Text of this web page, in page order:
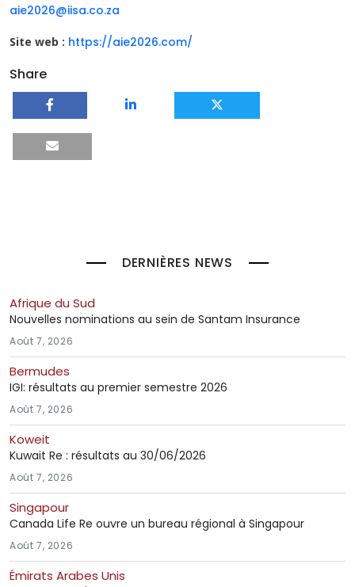
aie2026@iisa.co.za
Site web : https://aie2026.com/
Share
DERNIÈRES NEWS
Afrique du Sud
Nouvelles nominations au sein de Santam Insurance
Août 7, 2026
Bermudes
IGI: résultats au premier semestre 2026
Août 7, 2026
Koweit
Kuwait Re : résultats au 30/06/2026
Août 7, 2026
Singapour
Canada Life Re ouvre un bureau régional à Singapour
Août 7, 2026
Émirats Arabes Unis